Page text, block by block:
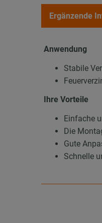
Ergänzende
Anwendung
Stabile
Ihre Vorteile
Einfache
Die
Gute
Schnelle